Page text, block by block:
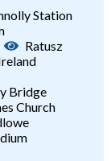
Station
Ratusz
Bridge
Church